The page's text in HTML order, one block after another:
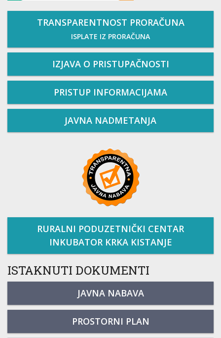
TRANSPARENTNOST PRORAČUNA
ISPLATE IZ PRORAČUNA
IZJAVA O PRISTUPAČNOSTI
PRISTUP INFORMACIJAMA
JAVNA NADMETANJA
RURALNI PODUZETNIČKI CENTAR
INKUBATOR KRKA KISTANJE
ISTAKNUTI DOKUMENTI
JAVNA NABAVA
PROSTORNI PLAN